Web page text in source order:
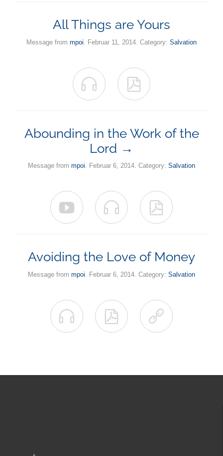
All Things are Yours
Message from mpoi . Februar 11, 2014. Category: Salvation
 
Abounding in the Work of the
Lord →
Message from mpoi. Februar 6, 2014. Category: Salvation
  
Avoiding the Love of Money
Message from mpoi . Februar 6, 2014. Category: Salvation
  